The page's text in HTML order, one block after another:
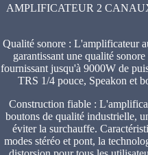
AMPLIFICATEUR 2 CANAUX
Qualité sonore : L'amplificateur
garantissant une qualité
fournissant jusqu'à 9000W de
TRS 1/4 pouce, Speakon et
Construction fiable :
boutons de qualité industrielle,
éviter la surchauffe.
modes stéréo et pont, la